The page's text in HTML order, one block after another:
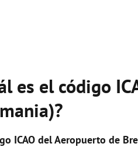
es el código
ICAO delAeropuerto de